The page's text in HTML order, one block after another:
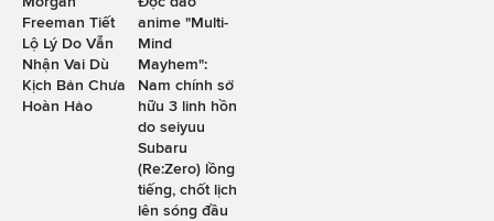
Freeman Tiết
Lộ Lý Do Vẫn
Nhận Vai Dù
Kịch Bản Chưa
Hoàn Hảo
anime "Multi-
Mind
Mayhem":
Nam chính sở
hữu 3 linh hồn
do seiyuu
Subaru
(Re:Zero) lồng
tiếng, chốt lịch
lên sóng đầu